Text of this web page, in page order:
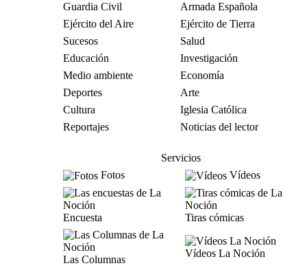
Guardia Civil
Armada Española
Ejército del Aire
Ejército de Tierra
Sucesos
Salud
Educación
Investigación
Medio ambiente
Economía
Deportes
Arte
Cultura
Iglesia Católica
Reportajes
Noticias del lector
Servicios
Fotos
Vídeos
Encuesta Tiras cómicas
Las Columnas
Vídeos La Noción